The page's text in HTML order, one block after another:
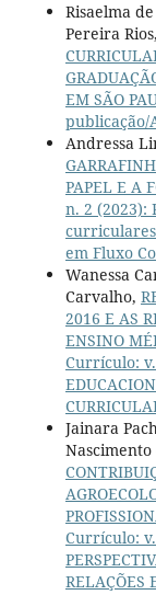
Risaelma
Pereira
EM SÃO
publicação/
Andressa
PAPEL E A
n. 2 (2023):
em Fluxo
Wanessa
Carvalho,
2016 E AS
ENSINO
Currículo: v.
Jainara
Currículo: v.
RELAÇÕES